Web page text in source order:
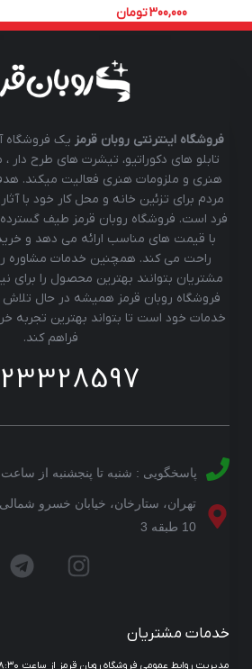
300,000تومان
فروشگاه اینترنتی روبان قرمز یک فروشگاه
تابلو های دکوراتیو، تیشرت های طرح دار
هنری و ملزومات هنری فعالیت میکند.
مردم برای تزئین خانه و محل کار خود با
فرد است. فروشگاه روبان قرمز طیف
با قیمت های مناسب ارائه می دهد و
راحت می کند. همچنین خدمات مشاوره
مشتریان بتوانند بهترین محصول را برای
فروشگاه روبان قرمز همیشه در حال
خدمات خود است تا بتواند بهترین تجربه
فراهم کند.
پاسخگویی : شنبه تا پنجشنبه از ساعت 9 صبح تا 5 عصر
تهران، ستارخان، خیابان خسرو شمالی
10 طبقه 3
خدمات مشتریان